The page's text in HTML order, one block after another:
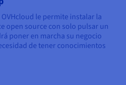
OVHcloud le permite instalar la
open source con solo pulsar un
poner en marcha su negocio
de tener conocimientos